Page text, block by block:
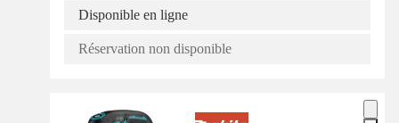
Disponible en ligne
Réservation non disponible